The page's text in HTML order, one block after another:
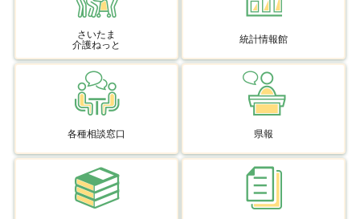
さいたま
介護ねっと
統計情報館
各種相談窓口 県報